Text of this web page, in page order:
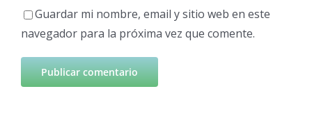
Guardar mi nombre, email y sitio web en este
navegador para la próxima vez que comente.